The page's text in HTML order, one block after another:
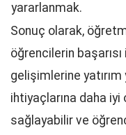
yararlanmak.
Sonuç olarak,
öğrencilerin
gelişimlerine
ihtiyaçlarına daha
sağlayabilir ve